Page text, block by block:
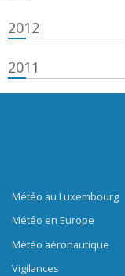
2012
2011
Météo au Luxembourg
Météo en Europe
Météo aéronautique
Vigilances